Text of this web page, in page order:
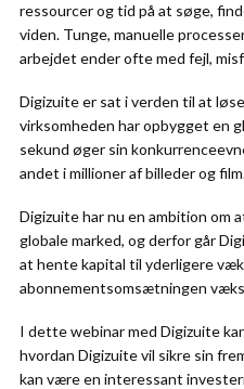
ressourcer og tid på at søge,
viden. Tunge, manuelle
arbejdet ender ofte med fejl,
Digizuite er sat i verden til at
virksomheden har opbygget en
sekund øger sin
andet i millioner af billeder og
Digizuite har nu en ambition om
globale marked, og derfor går
at hente kapital til yderligere
abonnementsomsætningen
I dette webinar med Digizuite
hvordan Digizuite vil sikre sin
kan være en interessant